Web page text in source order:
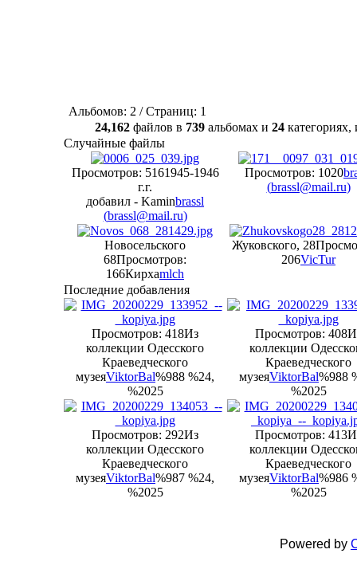
Альбомов: 2 / Страниц: 1
24,162 файлов в 739 альбомах и 24
Случайные файлы
Просмотров: 5161945-1946
г.г.
добавил - Kaminbrassl
(brassl@mail.ru)
Просмотров: 1020
(brassl@mail.ru)
Новосельского
68Просмотров:
166Кирхаmlch
Жуковского, 28
206VicTur
Последние добавления
Просмотров: 418Из
коллекции Одесского
Краеведческого
музеяViktorBal%988 %24,
%2025
Просмотров: 408
коллекции
Краеведческого
музеяViktorBal%988
%2025
Просмотров: 292Из
коллекции Одесского
Краеведческого
музеяViktorBal%987 %24,
%2025
Просмотров: 413
коллекции
Краеведческого
музеяViktorBal%986
%2025
Powered by